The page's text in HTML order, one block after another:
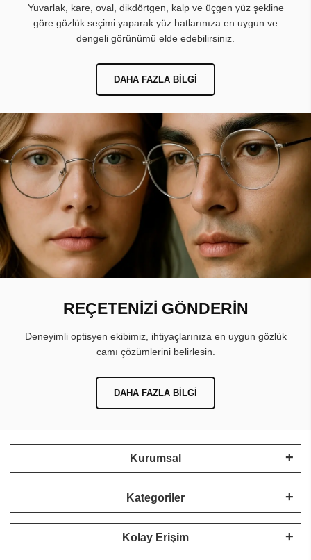
Yuvarlak, kare, oval, dikdörtgen, kalp ve üçgen yüz şekline
göre gözlük seçimi yaparak yüz hatlarınıza en uygun ve
dengeli görünümü elde edebilirsiniz.
DAHA FAZLA BILGI
REÇETENİZİ GÖNDERİN
Deneyimli optisyen ekibimiz, ihtiyaçlarınıza en uygun gözlük
camı çözümlerini belirlesin.
DAHA FAZLA BILGI
Kurumsal
Kategoriler
Kolay Erişim